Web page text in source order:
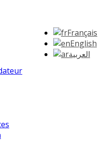
Français
English
العربية